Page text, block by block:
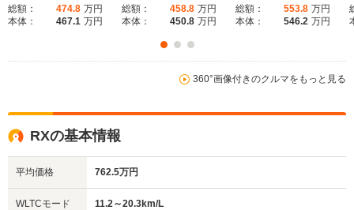
総額： 474.8 万円
本体：
467.1 万円
総額： 458.8 万円
本体：
450.8 万円
総額： 553.8 万円
本体：
546.2 万円
360°画像付きのクルマをもっと見る
RXの基本情報
平均価格 762.5万円
WLTCモード
11.2～20.3km/L